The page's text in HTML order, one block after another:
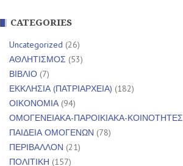
CATEGORIES
Uncategorized (26)
ΑΘΛΗΤΙΣΜΟΣ (53)
ΒΙΒΛΙΟ (7)
ΕΚΚΛΗΣΙΑ (ΠΑΤΡΙΑΡΧΕΙΑ) (182)
ΟΙΚΟΝΟΜΙΑ(94)
ΟΜΟΓΕΝΕΙΑΚΑ-ΠΑΡΟΙΚΙΑΚΑ-ΚΟΙΝΟΤΗΤΕΣ
ΠΑΙΔΕΙΑ ΟΜΟΓΕΝΩΝ (78)
ΠΕΡΙΒΑΛΛΟΝ (21)
ΠΟΛΙΤΙΚΗ (157)